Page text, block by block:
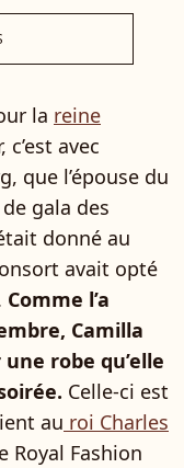
la reine
avec
que l’épouse du
gala des
donné au
avait opté
Comme l’a
Camilla
robe qu’elle
Celle-ci est
au roi Charles
Royal Fashion